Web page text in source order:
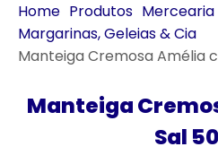
Home Produtos Mercearia
Margarinas, Geleias & Cia
Manteiga Cremosa Amélia
Manteiga
Sal